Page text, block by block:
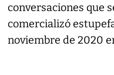
conversaciones que
comercializó
noviembre de 2020